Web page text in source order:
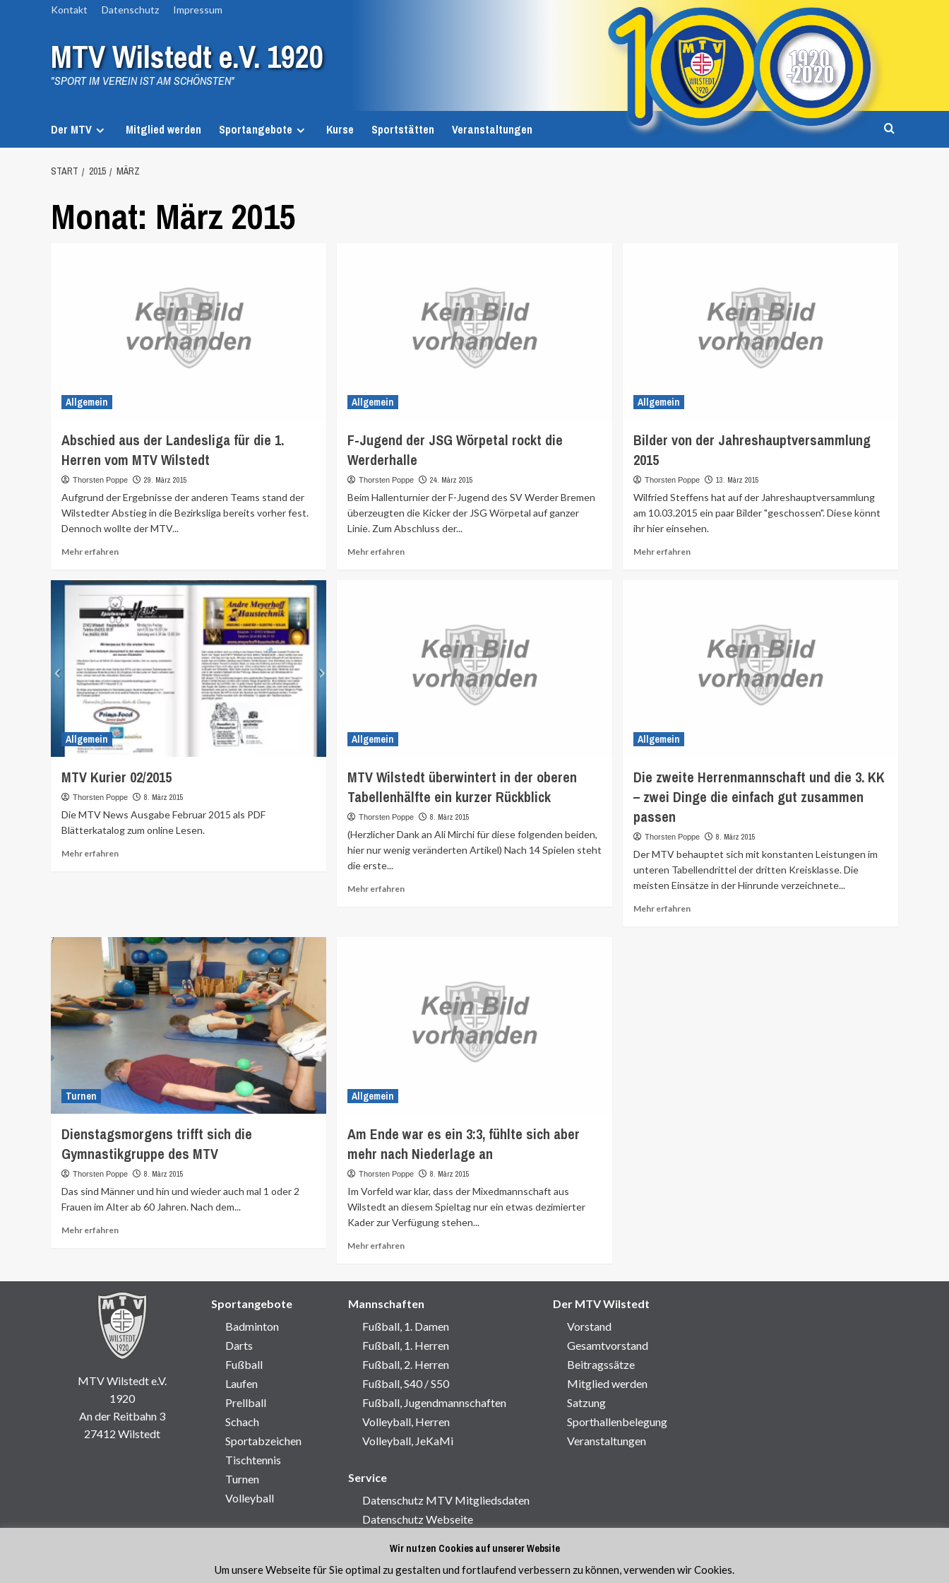
Kontakt Datenschutz Impressum
MTV Wilstedt e.V. 1920
"SPORT IM VEREIN IST AM SCHÖNSTEN"
Der MTV Mitglied werden Sportangebote Kurse Sportstätten Veranstaltungen
START 2015 MÄRZ
Monat: März 2015
Allgemein
Abschied aus der Landesliga für die 1.
Herren vom MTV Wilstedt
Thorsten Poppe 29. März 2015
Aufgrund der Ergebnisse der anderen Teams stand der
Wilstedter Abstieg in die Bezirksliga bereits vorher fest.
Dennoch wollte der MTV...
Mehr erfahrenMehr
Allgemein
F-Jugend der JSG Wörpetal rockt die
Werderhalle
Thorsten Poppe 24. März 2015
Beim Hallenturnier der F-Jugend des SV Werder Bremen
überzeugten die Kicker der JSG Wörpetal auf ganzer
Linie. Zum Abschluss der...
Mehr erfahrenMehr
Allgemein
Bilder von der Jahreshauptversammlung
2015
Thorsten Poppe 13. März 2015
Wilfried Steffens hat auf der Jahreshauptversammlung
am 10.03.2015 ein paar Bilder "geschossen". Diese könnt
ihr hier einsehen.
Mehr erfahrenMehr
Allgemein
MTV Kurier 02/2015
Thorsten Poppe 8. März 2015
Die MTV News Ausgabe Februar 2015 als PDF
Blätterkatalog zum online Lesen.
Mehr erfahrenMehr
Allgemein
MTV Wilstedt überwintert in der oberen
Tabellenhälfte ein kurzer Rückblick
Thorsten Poppe 8. März 2015
(Herzlicher Dank an Ali Mirchi für diese folgenden beiden,
hier nur wenig veränderten Artikel) Nach 14 Spielen steht
die erste...
Mehr erfahrenMehr
Allgemein
Die zweite Herrenmannschaft und die 3. KK
– zwei Dinge die einfach gut zusammen
passen
Thorsten Poppe 8. März 2015
Der MTV behauptet sich mit konstanten Leistungen im
unteren Tabellendrittel der dritten Kreisklasse. Die
meisten Einsätze in der Hinrunde verzeichnete...
Mehr erfahrenMehr
Turnen
Dienstagsmorgens trifft sich die
Gymnastikgruppe des MTV
Thorsten Poppe 8. März 2015
Das sind Männer und hin und wieder auch mal 1 oder 2
Frauen im Alter ab 60 Jahren. Nach dem...
Mehr erfahrenMehr
Allgemein
Am Ende war es ein 3:3, fühlte sich aber
mehr nach Niederlage an
Thorsten Poppe 8. März 2015
Im Vorfeld war klar, dass der Mixedmannschaft aus
Wilstedt an diesem Spieltag nur ein etwas dezimierter
Kader zur Verfügung stehen...
Mehr erfahrenMehr
MTV Wilstedt e.V.
1920
An der Reitbahn 3
27412 Wilstedt
Sportangebote
Badminton
Darts
Fußball
Laufen
Prellball
Schach
Sportabzeichen
Tischtennis
Turnen
Volleyball
Mannschaften
Fußball, 1. Damen
Fußball, 1. Herren
Fußball, 2. Herren
Fußball, S40 / S50
Fußball, Jugendmannschaften
Volleyball, Herren
Volleyball, JeKaMi
Der MTV Wilstedt
Vorstand
Gesamtvorstand
Beitragssätze
Mitglied werden
Satzung
Sporthallenbelegung
Veranstaltungen
Service
Datenschutz MTV Mitgliedsdaten
Datenschutz Webseite
Wir nutzen Cookies auf unserer Website
Um unsere Webseite für Sie optimal zu gestalten und fortlaufend verbessern zu können, verwenden wir Cookies.